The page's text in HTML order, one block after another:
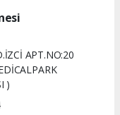
APT.NO:20
)